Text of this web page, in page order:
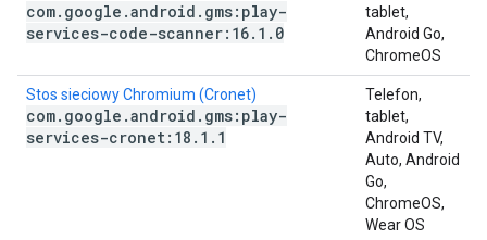
com. google .android . gms:play-
services-code-scanner:16. 1 . 0
tablet,
Android Go,
ChromeOS
Stos sieciowy Chromium (Cronet)
com. google .android . gms:play-
services-cronet:18 . 1 . 1
Telefon,
tablet,
Android TV,
Auto, Android
Go,
ChromeOS,
Wear OS